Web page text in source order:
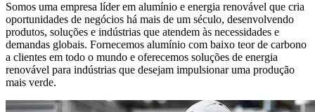
Somos uma empresa líder em alumínio e energia renovável que cria
oportunidades de negócios há mais de um século, desenvolvendo
produtos, soluções e indústrias que atendem às necessidades e
demandas globais. Fornecemos alumínio com baixo teor de carbono
a clientes em todo o mundo e oferecemos soluções de energia
renovável para indústrias que desejam impulsionar uma produção
mais verde.